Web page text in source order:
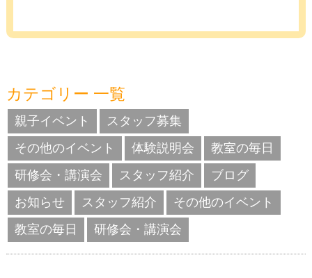
カテゴリー 一覧
親子イベント
スタッフ募集
その他のイベント
体験説明会
教室の毎日
研修会・講演会
スタッフ紹介
ブログ
お知らせ
スタッフ紹介
その他のイベント
教室の毎日
研修会・講演会